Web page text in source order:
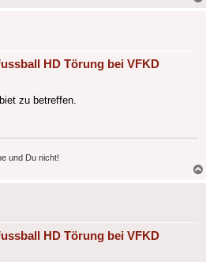
HD Törung bei VFKD
zu betreffen.
und Du nicht!
HD Törung bei VFKD